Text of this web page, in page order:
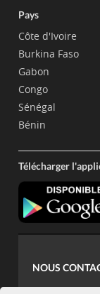
Pays
Côte d'Ivoire
Burkina Faso
Gabon
Congo
Sénégal
Bénin
Télécharger
NOUS